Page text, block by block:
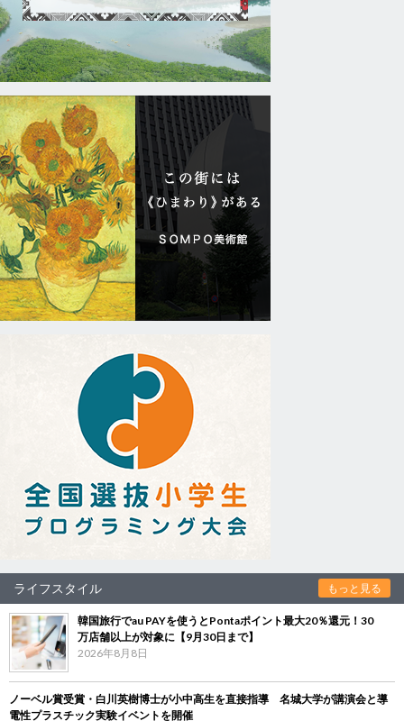
ライフスタイル もっと見る
韓国旅行でau PAYを使うとPontaポイント最大20％還元！30
万店舗以上が対象に【9月30日まで】
2026年8月8日
ノーベル賞受賞・白川英樹博士が小中高生を直接指導 名城大学が講演会と導
電性プラスチック実験イベントを開催